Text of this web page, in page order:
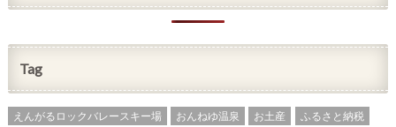
Tag
えんがるロックバレースキー場 おんねゆ温泉 お土産
ふるさと納税